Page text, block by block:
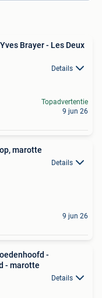
Brayer - Les Deux
Details
Topadvertentie
9 jun 26
marotte
Details
9 jun 26
-
- marotte
Details